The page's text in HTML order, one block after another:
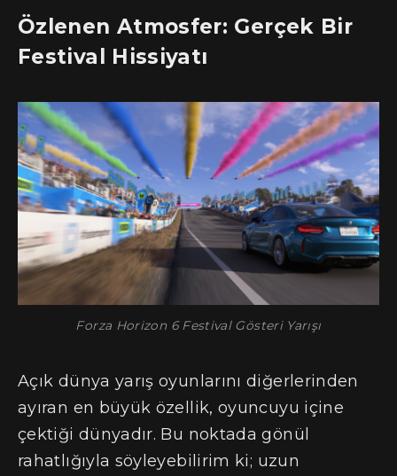
Özlenen Atmosfer: Gerçek Bir
Festival Hissiyatı
Forza Horizon 6 Festival Gösteri Yarışı
Açık dünya yarış oyunlarını diğerlerinden
ayıran en büyük özellik, oyuncuyu içine
çektiği dünyadır. Bu noktada gönül
rahatlığıyla söyleyebilirim ki; uzun